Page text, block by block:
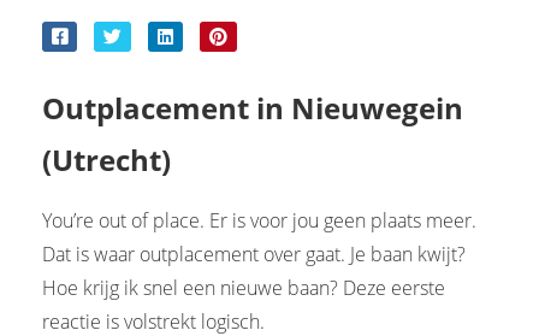
Outplacement in Nieuwegein
(Utrecht)
You’re out of place. Er is voor jou geen plaats meer.
Dat is waar outplacement over gaat. Je baan kwijt?
Hoe krijg ik snel een nieuwe baan? Deze eerste
reactie is volstrekt logisch.
over
van
gebruikt
te
de
Hierdoor